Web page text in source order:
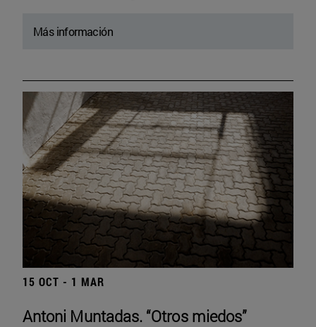
Más información
15 OCT - 1 MAR
Antoni Muntadas. “Otros miedos”